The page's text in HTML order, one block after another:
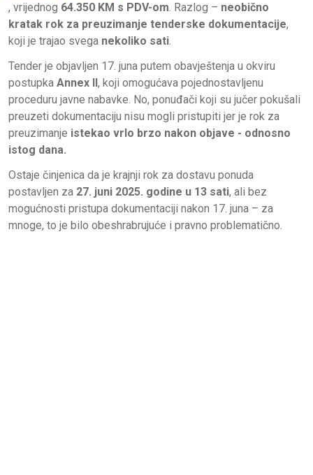
, vrijednog 64.350 KM s PDV-om. Razlog – neobično
kratak rok za preuzimanje tenderske dokumentacije,
koji je trajao svega nekoliko sati.
Tender je objavljen 17. juna putem obavještenja u okviru
postupka Annex II , koji omogućava pojednostavljenu
proceduru javne nabavke. No, ponuđači koji su jučer pokušali
preuzeti dokumentaciju nisu mogli pristupiti jer je rok za
preuzimanje istekao vrlo brzo nakon objave - odnosno
istog dana.
Ostaje činjenica da je krajnji rok za dostavu ponuda
postavljen za 27. juni 2025. godine u 13 sati, ali bez
mogućnosti pristupa dokumentaciji nakon 17. juna – za
mnoge, to je bilo obeshrabrujuće i pravno problematično.